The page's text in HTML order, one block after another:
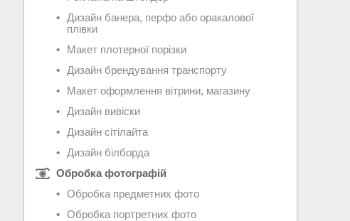
Дизайн банера, перфо або оракалової
плівки
Макет плотерної порізки
Дизайн брендування транспорту
Макет оформлення вітрини, магазину
Дизайн вивіски
Дизайн сітілайта
Дизайн білборда
Обробка фотографій
Обробка предметних фото
Обробка портретних фото